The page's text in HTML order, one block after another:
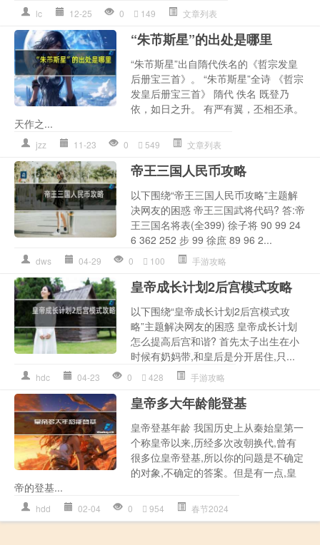
lc 12-25 0 149 文章列表
“朱芇斯星”的出处是哪里
“朱芇斯星”出自隋代佚名的《哲宗发皇
后册宝三首》。 “朱芇斯星”全诗 《哲宗
发皇后册宝三首》 隋代 佚名 既登乃
依，如日之升。 有严有翼，丕相丕承。
天作之...
jzz 11-23 0 549 文章列表
帝王三国人民币攻略
以下围绕“帝王三国人民币攻略”主题解
决网友的困惑 帝王三国武将代码? 答:帝
王三国名将表(全399) 徐子将 90 99 24
6 362 252 步 99 徐庶 89 96 2...
dws 04-29 0 100 手游攻略
皇帝成长计划2后宫模式攻略
以下围绕“皇帝成长计划2后宫模式攻
略”主题解决网友的困惑 皇帝成长计划
怎么提高后宫和谐? 首先太子出生在小
时候有奶妈带,和皇后是分开居住,只...
hdc 04-23 0 428 手游攻略
皇帝多大年龄能登基
皇帝登基年龄 我国历史上从秦始皇第一
个称皇帝以来,历经多次改朝换代,曾有
很多位皇帝登基,所以你的问题是不确定
的对象,不确定的答案。但是有一点,皇
帝的登基...
hdd 02-04 0 954 春节2024